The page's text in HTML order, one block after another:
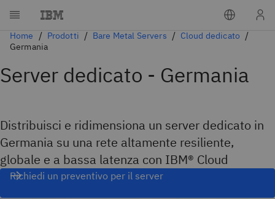
Home Prodotti Bare Metal Servers
Cloud dedicato
Germania
Server dedicato - Germania
Distribuisci e ridimensiona un server dedicato in
Germania su una rete altamente resiliente,
globale e a bassa latenza con IBM® Cloud
Richiedi un preventivo per il server